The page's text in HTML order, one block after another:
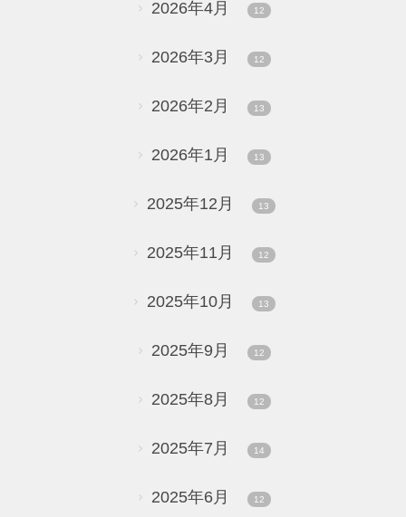
2026年4月 12
2026年3月 12
2026年2月 13
2026年1月 13
2025年12月 13
2025年11月 12
2025年10月 13
2025年9月 12
2025年8月 12
2025年7月 14
2025年6月 12